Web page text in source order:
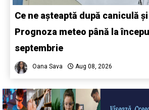
Ce ne așteaptă după caniculă
Prognoza meteo până la
septembrie
Oana Sava Aug 08, 2026